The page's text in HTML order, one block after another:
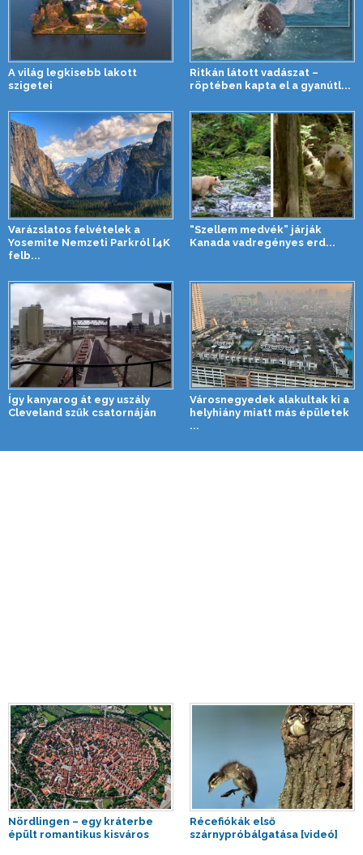
A világ legkisebb lakott
szigetei
Ritkán látott vadászat –
röptében kapta el a gyanútl...
Varázslatos felvételek a
Yosemite Nemzeti Parkról [4K
felb...
“Szellem medvék” járják
Kanada vadregényes erd...
Így kanyarog át egy uszály
Cleveland szűk csatornáján
Városnegyedek alakultak ki a
helyhiány miatt más épületek
...
Nördlingen – egy kráterbe
épült romantikus kisváros
Récefiókák első
szárnypróbálgatása [videó]